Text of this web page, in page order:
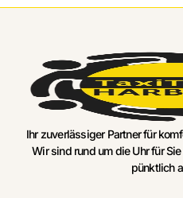
Ihr zuverlässiger Partner für
Wir sind rund um die Uhr für
pünktlich